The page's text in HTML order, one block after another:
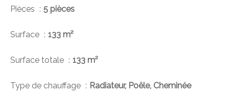
Pièces 5 pièces
Surface 133 m²
Surface totale 133 m²
Type de chauffage Radiateur, Poêle, Cheminée